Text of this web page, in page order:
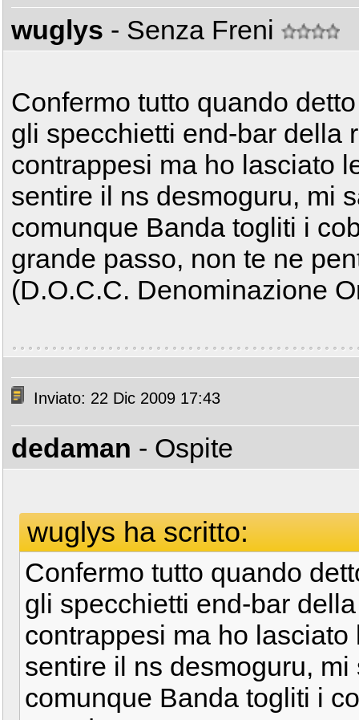
wuglys - Senza Freni
Confermo tutto quando
gli specchietti end-bar della
contrappesi ma ho lasciato
sentire il ns desmoguru, mi
comunque Banda togliti i
grande passo, non te ne
(D.O.C.C. Denominazione
Inviato: 22 Dic 2009 17:43
dedaman - Ospite
wuglys ha scritto:
Confermo tutto quando
gli specchietti end-bar
contrappesi ma ho
sentire il ns desmoguru,
comunque Banda togliti i